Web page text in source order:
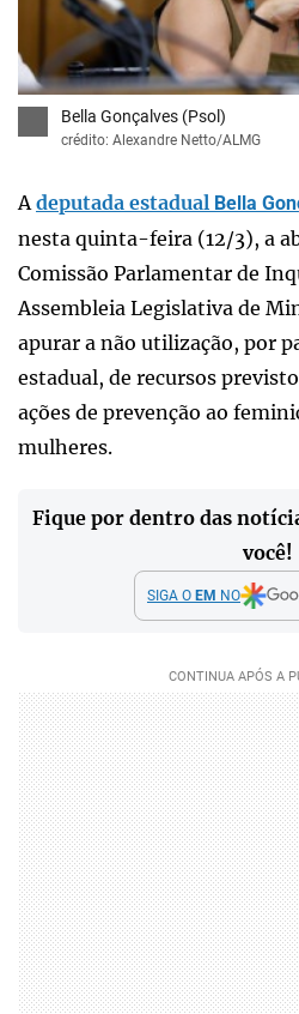
Bella Gonçalves (Psol)
crédito: Alexandre Netto/ALMG
A deputada estadual Bella
nesta quinta-feira (12/3), a
Comissão Parlamentar de
Assembleia Legislativa de
apurar a não utilização, por
estadual, de recursos
ações de prevenção ao
mulheres.
Fique por dentro das
você!
SIGA O EM NO